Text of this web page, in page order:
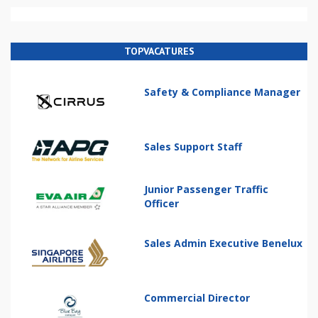
TOPVACATURES
Safety & Compliance Manager
Sales Support Staff
Junior Passenger Traffic
Officer
Sales Admin Executive Benelux
Commercial Director